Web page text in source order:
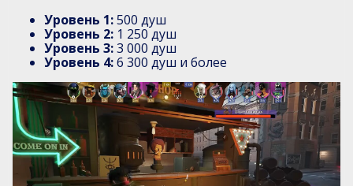
Уровень 1:500 душ
Уровень 2: 1 250 душ
Уровень 3:3 000 душ
Уровень 4:6 300 душ и более